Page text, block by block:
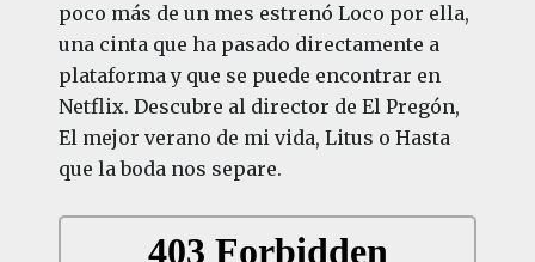
poco más de un mes estrenó Loco por ella,
una cinta que ha pasado directamente a
plataforma y que se puede encontrar en
Netflix. Descubre al director de El Pregón,
El mejor verano de mi vida, Litus o Hasta
que la boda nos separe.